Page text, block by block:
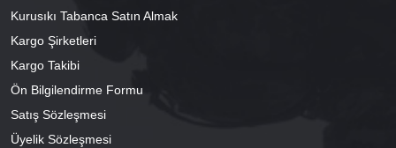
Kurusıkı Tabanca Satın Almak
Kargo Şirketleri
Kargo Takibi
Ön Bilgilendirme Formu
Satış Sözleşmesi
Üyelik Sözleşmesi